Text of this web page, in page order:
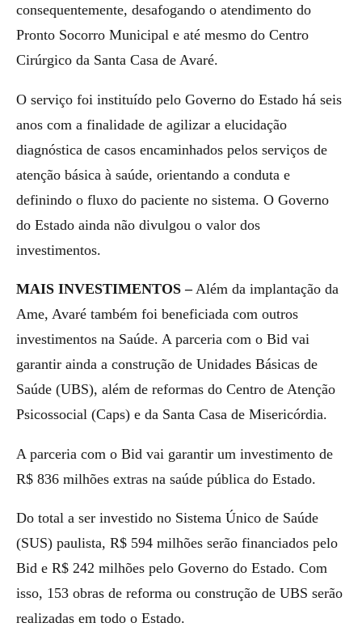
consequentemente, desafogando o atendimento do
Pronto Socorro Municipal e até mesmo do Centro
Cirúrgico da Santa Casa de Avaré.
O serviço foi instituído pelo Governo do Estado há seis
anos com a finalidade de agilizar a elucidação
diagnóstica de casos encaminhados pelos serviços de
atenção básica à saúde, orientando a conduta e
definindo o fluxo do paciente no sistema. O Governo
do Estado ainda não divulgou o valor dos
investimentos.
MAIS INVESTIMENTOS –Além da implantação da
Ame, Avaré também foi beneficiada com outros
investimentos na Saúde. A parceria com o Bid vai
garantir ainda a construção de Unidades Básicas de
Saúde (UBS), além de reformas do Centro de Atenção
Psicossocial (Caps) e da Santa Casa de Misericórdia.
A parceria com o Bid vai garantir um investimento de
R$ 836 milhões extras na saúde pública do Estado.
Do total a ser investido no Sistema Único de Saúde
(SUS) paulista, R$ 594 milhões serão financiados pelo
Bid e R$ 242 milhões pelo Governo do Estado. Com
isso, 153 obras de reforma ou construção de UBS serão
realizadas em todo o Estado.